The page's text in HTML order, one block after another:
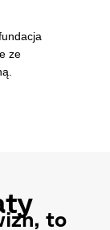
ze
to